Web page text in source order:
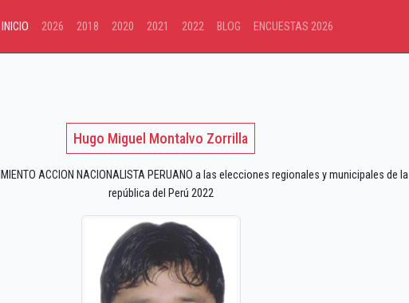
INICIO 2026 2018 2020 2021 2022 BLOG ENCUESTAS 2026
Hugo Miguel Montalvo Zorrilla
ACCION NACIONALISTA PERUANO a las elecciones regionales y municipales de la
república del Perú 2022